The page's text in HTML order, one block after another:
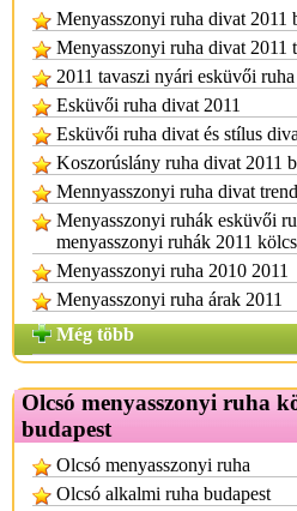
Menyasszonyi ruha divat 2011
Menyasszonyi ruha divat 2011
2011 tavaszi nyári esküvői
Esküvői ruha divat 2011
Esküvői ruha divat és stílus
Koszorúslány ruha divat 2011
Mennyasszonyi ruha divat
Menyasszonyi ruhák esküvői
menyasszonyi ruhák 2011
Menyasszonyi ruha 2010 2011
Menyasszonyi ruha árak 2011
Még több
Olcsó menyasszonyi ruha
budapest
Olcsó menyasszonyi ruha
Olcsó alkalmi ruha budapest